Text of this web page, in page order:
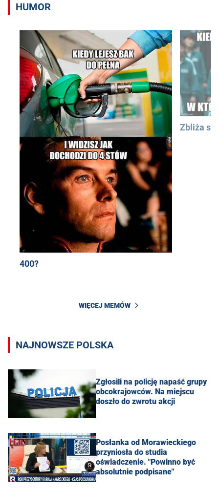
HUMOR
400?
Zbliża się
WIĘCEJ MEMÓW
NAJNOWSZE POLSKA
Zgłosili na policję napaść grupy
obcokrajowców. Na miejscu
doszło do zwrotu akcji
Posłanka od Morawieckiego
przyniosła do studia
oświadczenie. "Powinno być
absolutnie podpisane"